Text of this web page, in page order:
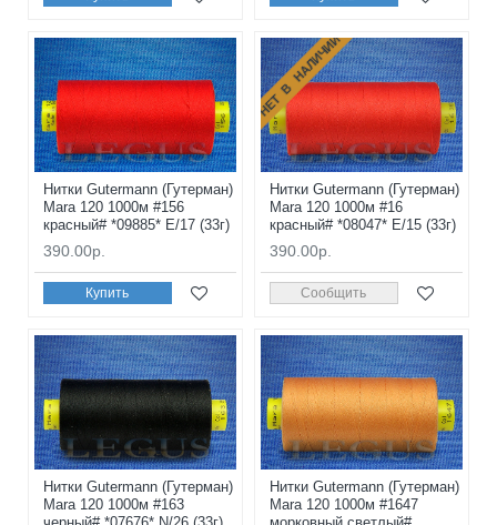
Нитки Gutermann (Гутерман)
Mara 120 1000м #156
красный# *09885* E/17 (33г)
390.00р.
Купить
НЕТ В НАЛИЧИИ
Нитки Gutermann (Гутерман)
Mara 120 1000м #16
красный# *08047* E/15 (33г)
390.00р.
Сообщить
Нитки Gutermann (Гутерман)
Mara 120 1000м #163
Нитки Gutermann (Гутерман)
Mara 120 1000м #1647